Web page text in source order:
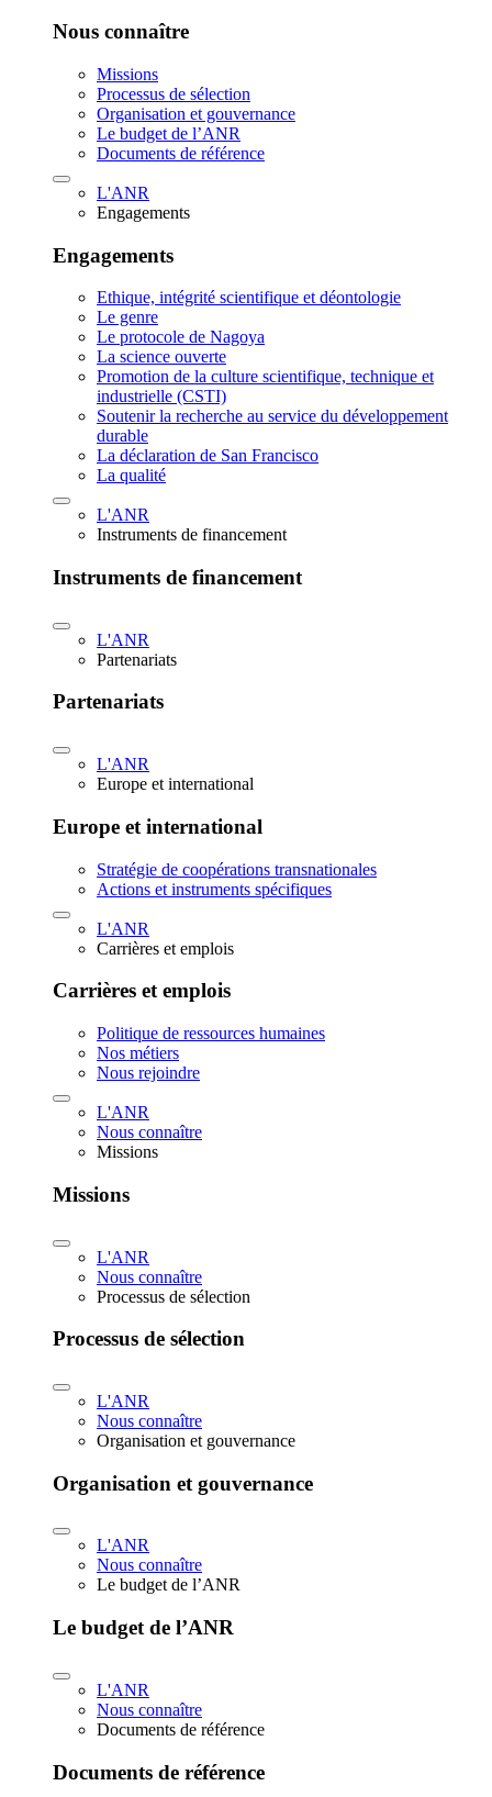
Nous connaître
Missions
Processus de sélection
Organisation et gouvernance
Le budget de l’ANR
Documents de référence
L'ANR
Engagements
Engagements
Ethique, intégrité scientifique et déontologie
Le genre
Le protocole de Nagoya
La science ouverte
Promotion de la culture scientifique, technique et
industrielle (CSTI)
Soutenir la recherche au service du développement
durable
La déclaration de San Francisco
La qualité
L'ANR
Instruments de financement
Instruments de financement
L'ANR
Partenariats
Partenariats
L'ANR
Europe et international
Europe et international
Stratégie de coopérations transnationales
Actions et instruments spécifiques
L'ANR
Carrières et emplois
Carrières et emplois
Politique de ressources humaines
Nos métiers
Nous rejoindre
L'ANR
Nous connaître
Missions
Missions
L'ANR
Nous connaître
Processus de sélection
Processus de sélection
L'ANR
Nous connaître
Organisation et gouvernance
Organisation et gouvernance
L'ANR
Nous connaître
Le budget de l’ANR
Le budget de l’ANR
L'ANR
Nous connaître
Documents de référence
Documents de référence